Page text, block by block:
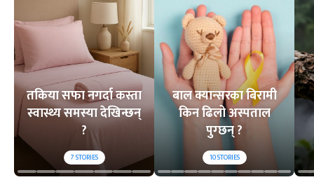
तकिया सफा नगर्दा कस्ता
स्वास्थ्य समस्या देखिन्छन्
?
7STORIES
बाल क्यान्सरका बिरामी
किन ढिलो अस्पताल
पुग्छन् ?
10STORIES